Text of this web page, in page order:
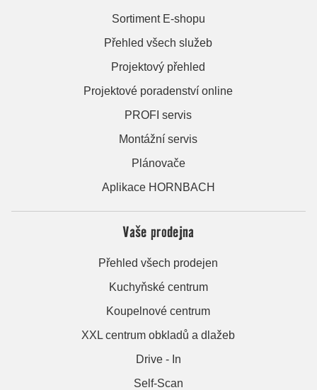
Sortiment E-shopu
Přehled všech služeb
Projektový přehled
Projektové poradenství online
PROFI servis
Montážní servis
Plánovače
Aplikace HORNBACH
Vaše prodejna
Přehled všech prodejen
Kuchyňské centrum
Koupelnové centrum
XXL centrum obkladů a dlažeb
Drive - In
Self-Scan